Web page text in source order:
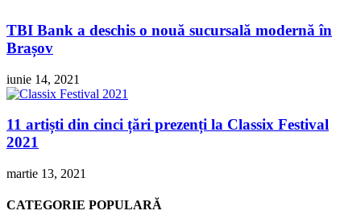
TBI Bank a deschis o nouă sucursală modernă în
Brașov
iunie 14, 2021
11 artiști din cinci țări prezenți la Classix Festival
2021
martie 13, 2021
CATEGORIE POPULARĂ